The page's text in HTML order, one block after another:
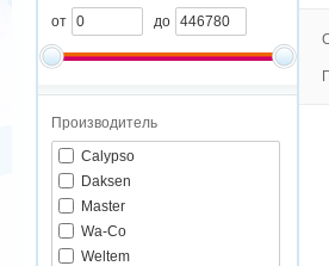
от
до
Производитель
Calypso
Daksen
Master
Wa-Co
Weltem